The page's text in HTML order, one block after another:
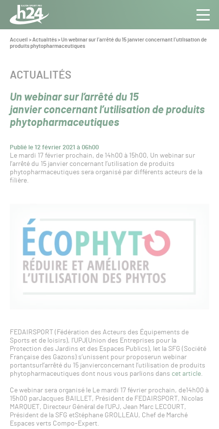
Panneau de gestion des cookies
Aller au contenu
Toute
l’info
du Gazon
Vous
êtes
Accueil >Actualités>Un webinar sur l’arrêté du 15 janvier concernant l’utilisation de
produits phytopharmaceutiques
Un webinar sur l’arrêté du 15
janvier concernant l’utilisation de produits
phytopharmaceutiques
Publié le 12 février 2021 à 06h00
CATÉGORIE :
ACTUALITÉS
Le mardi 17 février prochain, de 14h00 à 15h00, Un webinar sur
l’arrêté du 15 janvier concernant l’utilisation de produits
phytopharmaceutiques sera organisé par différents acteurs de la
filière.
FEDAIRSPORT (Fédération des Acteurs des Équipements de
Sports et de loisirs), l’UPJ(Union des Entreprises pour la
Protection des Jardins et des Espaces Publics), let la SFG (Société
Française des Gazons) s’unissent pour proposerun webinar
portantsurl’arrêté du 15 janvierconcernant l’utilisation de produits
phytopharmaceutiques dont nous vous parlions dans cet article.
Ce webinar sera organisé le Le mardi 17 février prochain, de14h00 à
15h00 parJacques BAILLET, Président de FEDAIRSPORT, Nicolas
MARQUET, Directeur Général de l’UPJ, Jean Marc LECOURT,
Président de la SFG etStéphane GROLLEAU, Chef de Marché
Espaces verts Compo-Expert.